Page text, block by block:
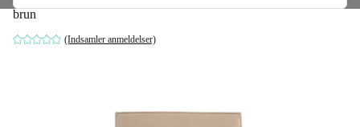
brun
(Indsamler anmeldelser)